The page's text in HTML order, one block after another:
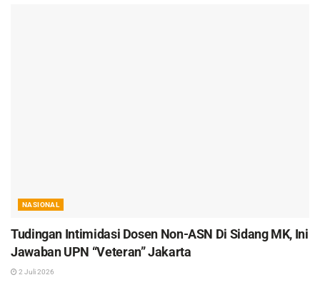
NASIONAL
Tudingan Intimidasi Dosen Non-ASN Di Sidang MK, Ini
Jawaban UPN “Veteran” Jakarta
2 Juli 2026